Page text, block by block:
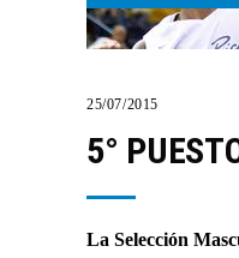
25/07/2015
5°
La Selección